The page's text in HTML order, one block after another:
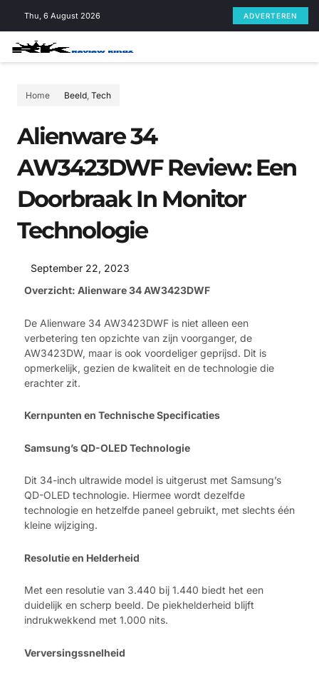
Thu, 6 August 2026 ADVERTEREN
Home Beeld, Tech
Alienware 34
AW3423DWF Review: Een
Doorbraak In Monitor
Technologie
September 22, 2023
Overzicht: Alienware 34 AW3423DWF
De Alienware 34 AW3423DWF is niet alleen een
verbetering ten opzichte van zijn voorganger, de
AW3423DW, maar is ook voordeliger geprijsd. Dit is
opmerkelijk, gezien de kwaliteit en de technologie die
erachter zit.
Kernpunten en Technische Specificaties
Samsung’s QD-OLED Technologie
Dit 34-inch ultrawide model is uitgerust met Samsung’s
QD-OLED technologie. Hiermee wordt dezelfde
technologie en hetzelfde paneel gebruikt, met slechts één
kleine wijziging.
Resolutie en Helderheid
Met een resolutie van 3.440 bij 1.440 biedt het een
duidelijk en scherp beeld. De piekhelderheid blijft
indrukwekkend met 1.000 nits.
Verversingssnelheid